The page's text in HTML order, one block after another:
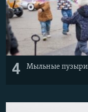
4 Мыльные пузыри